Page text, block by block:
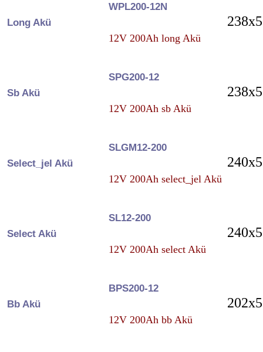
Long Akü
WPL200-12N
12V 200Ah long Akü
Sb Akü
SPG200-12
12V 200Ah sb Akü
Select_jel Akü
SLGM12-200
12V 200Ah select_jel Akü
Select Akü
SL12-200
12V 200Ah select Akü
Bb Akü
BPS200-12
12V 200Ah bb Akü